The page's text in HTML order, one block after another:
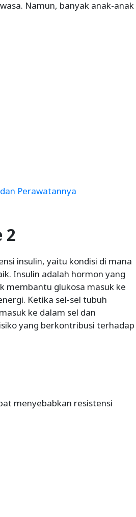
Namun, banyak anak-anak
Perawatannya
2
insulin, yaitu kondisi di mana
Insulin adalah hormon yang
membantu glukosa masuk ke
Ketika sel-sel tubuh
ke dalam sel dan
yang berkontribusi terhadap
menyebabkan resistensi